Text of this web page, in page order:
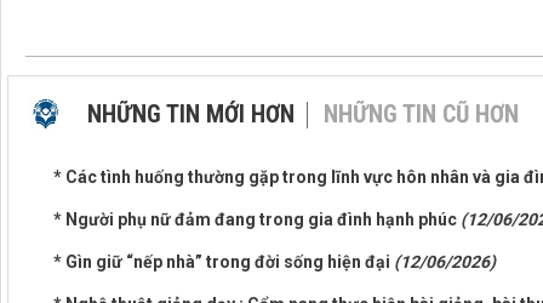
NHỮNG TIN MỚI HƠN NHỮNG TIN CŨ HƠN
* Các tình huống thường gặp trong lĩnh vực hôn nhân và gia
* Người phụ nữ đảm đang trong gia đình hạnh phúc (12/06/
* Gìn giữ “nếp nhà” trong đời sống hiện đại (12/06/2026)